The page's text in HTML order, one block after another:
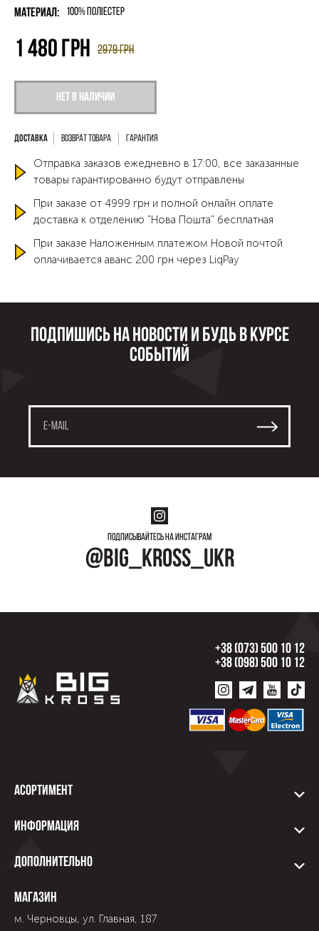
Материал: 100% поліестер
Нет в наличии
2979грн
1 480 грн
Возврат товара Гарантия
Отправка заказов ежедневно в 17:00, все заказанные
товары гарантированно будут отправлены
При заказе от 4999 грн и полной онлайн оплате
доставка к отделению "Нова Пошта" бесплатная
При заказе Наложенным платежом Новой почтой
оплачивается аванс 200 грн через LiqPay
Подпишись на новости и будь в курсе
событий
Подписывайтесь на инстаграм
@big_kross_ukr
+38 (073) 500 10 12
+38 (098) 500 10 12
Асортимент
Информация
Дополнительно
Магазин
м. Черновцы, ул. Главная, 187